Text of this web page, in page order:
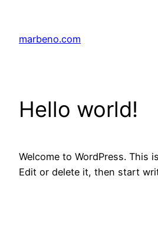
springen
marbeno.com
Hello world!
Welcome to WordPress. This
Edit or delete it, then start